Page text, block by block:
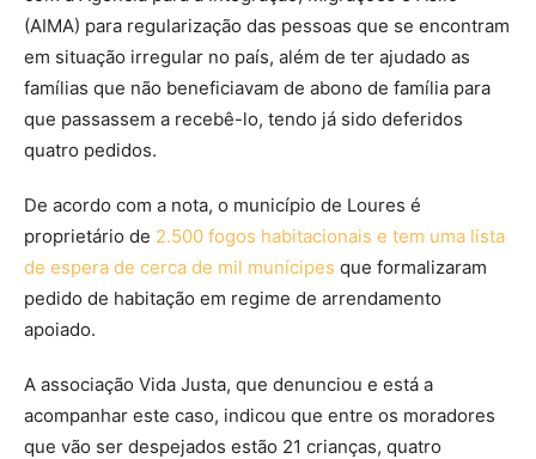
(AIMA) para regularização das pessoas que se encontram
em situação irregular no país, além de ter ajudado as
famílias que não beneficiavam de abono de família para
que passassem a recebê-lo, tendo já sido deferidos
quatro pedidos.
De acordo com a nota, o município de Loures é
proprietário de 2.500 fogos habitacionais e tem uma lista
de espera de cerca de mil munícipes que formalizaram
pedido de habitação em regime de arrendamento
apoiado.
A associação Vida Justa, que denunciou e está a
acompanhar este caso, indicou que entre os moradores
que vão ser despejados estão 21 crianças, quatro